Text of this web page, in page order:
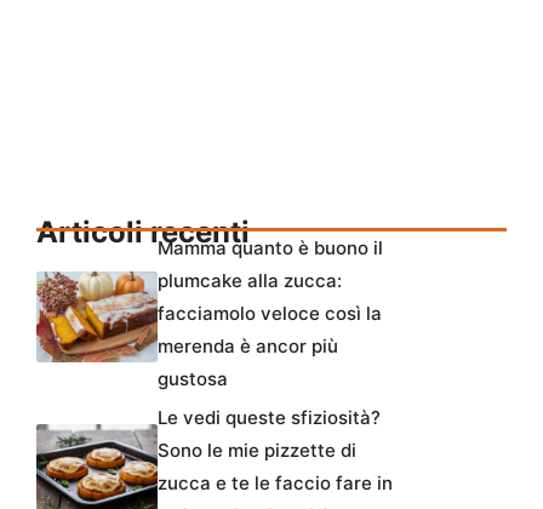
Articoli recentiMamma quanto è buono il
plumcake alla zucca:
facciamolo veloce così la
merenda è ancor più
gustosa
Le vedi queste sfiziosità?
Sono le mie pizzette di
zucca e te le faccio fare in